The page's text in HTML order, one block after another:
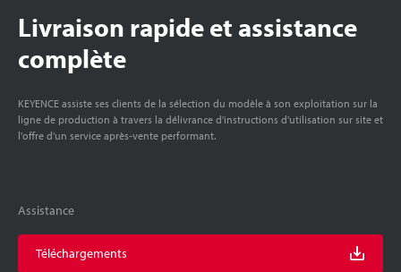
Livraison rapide et assistance
complète
KEYENCE assiste ses clients de la sélection du modèle à son exploitation sur la
ligne de production à travers la délivrance d'instructions d'utilisation sur site et
l'offre d'un service après-vente performant.
Assistance
Téléchargements